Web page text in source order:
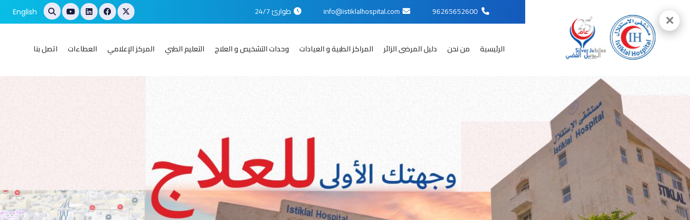
info@istiklalhospital.com طوارئ 24/7 English
الرئيسية من نحن دليل المرضى الزائر المراكز الطبية و العيادات وحدات التشخيص و العلاج التعليم الطبي المركز الإعلامي العطاءات اتصل بنا
✕